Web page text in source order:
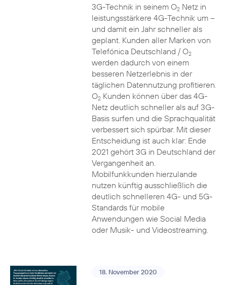
3G-Technik in seinem O2Netz in
leistungsstärkere 4G-Technik um –
und damit ein Jahr schneller als
geplant. Kunden aller Marken von
Telefónica Deutschland / O2
werden dadurch von einem
besseren Netzerlebnis in der
täglichen Datennutzung profitieren.
O2Kunden können über das 4G-
Netz deutlich schneller als auf 3G-
Basis surfen und die Sprachqualität
verbessert sich spürbar. Mit dieser
Entscheidung ist auch klar: Ende
2021 gehört 3G in Deutschland der
Vergangenheit an.
Mobilfunkkunden hierzulande
nutzen künftig ausschließlich die
deutlich schnelleren 4G- und 5G-
Standards für mobile
Anwendungen wie Social Media
oder Musik- und Videostreaming.
18. November 2020